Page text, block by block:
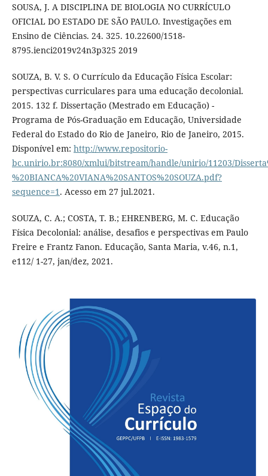
SOUSA, J. A DISCIPLINA DE BIOLOGIA NO CURRÍCULO
OFICIAL DO ESTADO DE SÃO PAULO. Investigações em
Ensino de Ciências. 24. 325. 10.22600/1518-
8795.ienci2019v24n3p325 2019
SOUZA, B. V. S. O Currículo da Educação Física Escolar:
perspectivas curriculares para uma educação decolonial.
2015. 132 f. Dissertação (Mestrado em Educação) -
Programa de Pós-Graduação em Educação, Universidade
Federal do Estado do Rio de Janeiro, Rio de Janeiro, 2015.
Disponível em: http://www.repositorio-
bc.unirio.br:8080/xmlui/bitstream/handle/unirio/11203/
%20BIANCA%20VIANA%20SANTOS%20SOUZA.pdf?
sequence=1 . Acesso em 27 jul.2021.
SOUZA, C. A.; COSTA, T. B.; EHRENBERG, M. C. Educação
Física Decolonial: análise, desafios e perspectivas em Paulo
Freire e Frantz Fanon. Educação, Santa Maria, v.46, n.1,
e112/ 1-27, jan/dez, 2021.